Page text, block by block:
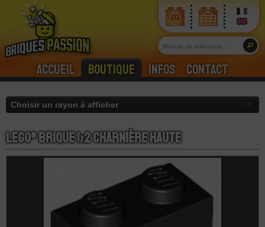
Accueil Boutique Infos Contact
LEGO® Brique 1x2 Charnière Haute